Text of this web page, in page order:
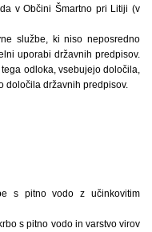
v Občini Šmartno pri Litiji (v
službe, ki niso neposredno
uporabi državnih predpisov.
odloka, vsebujejo določila,
določila državnih predpisov.
s pitno vodo z učinkovitim
s pitno vodo in varstvo virov